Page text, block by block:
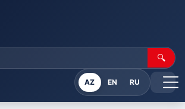
🔍
AZ EN RU